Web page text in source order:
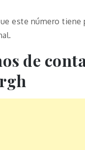
este número tiene
de